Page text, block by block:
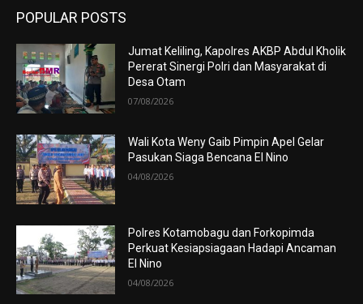
POPULAR POSTS
Jumat Keliling, Kapolres AKBP Abdul Kholik
Pererat Sinergi Polri dan Masyarakat di
Desa Otam
07/08/2026
Wali Kota Weny Gaib Pimpin Apel Gelar
Pasukan Siaga Bencana El Nino
04/08/2026
Polres Kotamobagu dan Forkopimda
Perkuat Kesiapsiagaan Hadapi Ancaman
El Nino
04/08/2026